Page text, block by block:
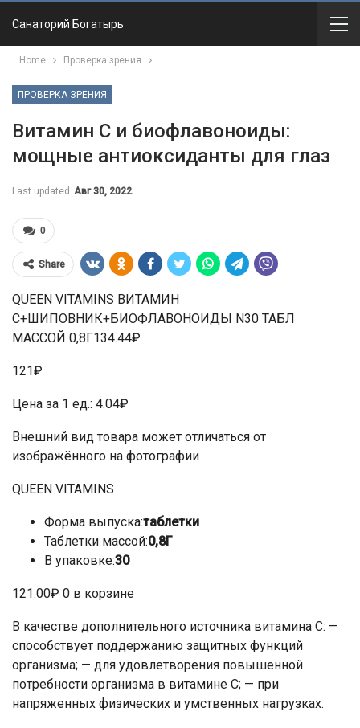
Санаторий Богатырь
Home Проверка зрения
ПРОВЕРКА ЗРЕНИЯ
Витамин С и биофлавоноиды:
мощные антиоксиданты для глаз
Last updated Авг 30, 2022
0
Share
QUEEN VITAMINS ВИТАМИН
С+ШИПОВНИК+БИОФЛАВОНОИДЫ N30 ТАБЛ
МАССОЙ 0,8Г134.44₽
121₽
Цена за 1 ед.: 4.04₽
Внешний вид товара может отличаться от
изображённого на фотографии
QUEEN VITAMINS
Форма выпуска:таблетки
Таблетки массой:0,8Г
В упаковке:30
121.00₽ 0 в корзине
В качестве дополнительного источника витамина С: —
способствует поддержанию защитных функций
организма; — для удовлетворения повышенной
потребности организма в витамине С; — при
напряженных физических и умственных нагрузках.